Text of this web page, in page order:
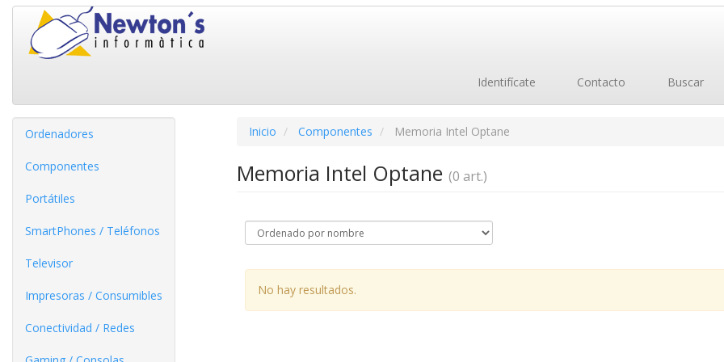
Identifícate Contacto Buscar
Ordenadores
Componentes
Portátiles
SmartPhones / Teléfonos
Televisor
Impresoras / Consumibles
Conectividad / Redes
Inicio Componentes Memoria Intel Optane
Memoria Intel Optane (0 art.)
No hay resultados.